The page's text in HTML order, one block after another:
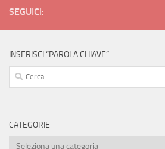
SEGUICI:
INSERISCI “PAROLA CHIAVE”
Ricerca
per:
CATEGORIE
Categorie